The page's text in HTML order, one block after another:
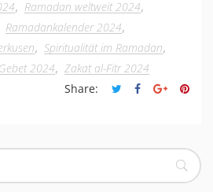
, Ramadan weltweit 2024,
Ramadankalender 2024,
, Spiritualität im Ramadan,
2024, Zakat al-Fitr 2024
Share: